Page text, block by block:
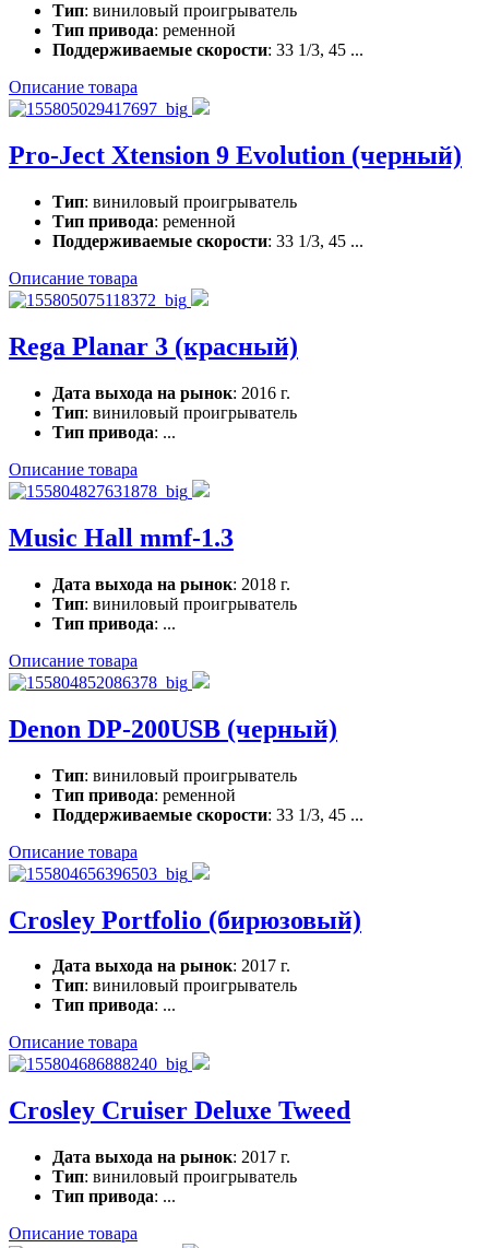
Тип: виниловый проигрыватель
Тип привода: ременной
Поддерживаемые скорости: 33 1/3, 45 ...
Описание товара
Pro-Ject Xtension 9 Evolution (черный)
Тип: виниловый проигрыватель
Тип привода: ременной
Поддерживаемые скорости: 33 1/3, 45 ...
Описание товара
Rega Planar 3 (красный)
Дата выхода на рынок: 2016 г.
Тип: виниловый проигрыватель
Тип привода: ...
Описание товара
Music Hall mmf-1.3
Дата выхода на рынок: 2018 г.
Тип: виниловый проигрыватель
Тип привода: ...
Описание товара
Denon DP-200USB (черный)
Тип: виниловый проигрыватель
Тип привода: ременной
Поддерживаемые скорости: 33 1/3, 45 ...
Описание товара
Crosley Portfolio (бирюзовый)
Дата выхода на рынок: 2017 г.
Тип: виниловый проигрыватель
Тип привода: ...
Описание товара
Crosley Cruiser Deluxe Tweed
Дата выхода на рынок: 2017 г.
Тип: виниловый проигрыватель
Тип привода: ...
Описание товара